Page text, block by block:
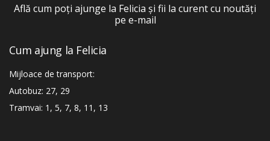
Află cum poți ajunge la Felicia și fii la curent cu noutăți
pe e-mail
Cum ajung la Felicia
Mijloace de transport:
Autobuz: 27, 29
Tramvai: 1, 5, 7, 8, 11, 13